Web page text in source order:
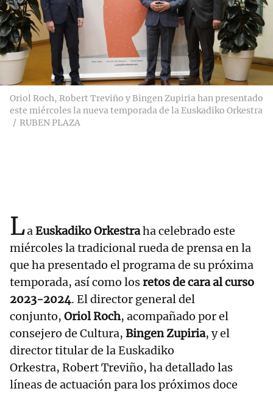
Oriol Roch, Robert Treviño y Bingen Zupiria han presentado
este miércoles la nueva temporada de la Euskadiko Orkestra
RUBEN PLAZA
LaEuskadiko Orkestraha celebrado este
miércoles la tradicional rueda de prensa en la
que ha presentado el programa de su próxima
temporada, así como losretos de cara al curso
2023-2024. El director general del
conjunto, Oriol Roch, acompañado por el
consejero de Cultura, Bingen Zupiria, y el
director titular de la Euskadiko
Orkestra, Robert Treviño, ha detallado las
líneas de actuación para los próximos doce